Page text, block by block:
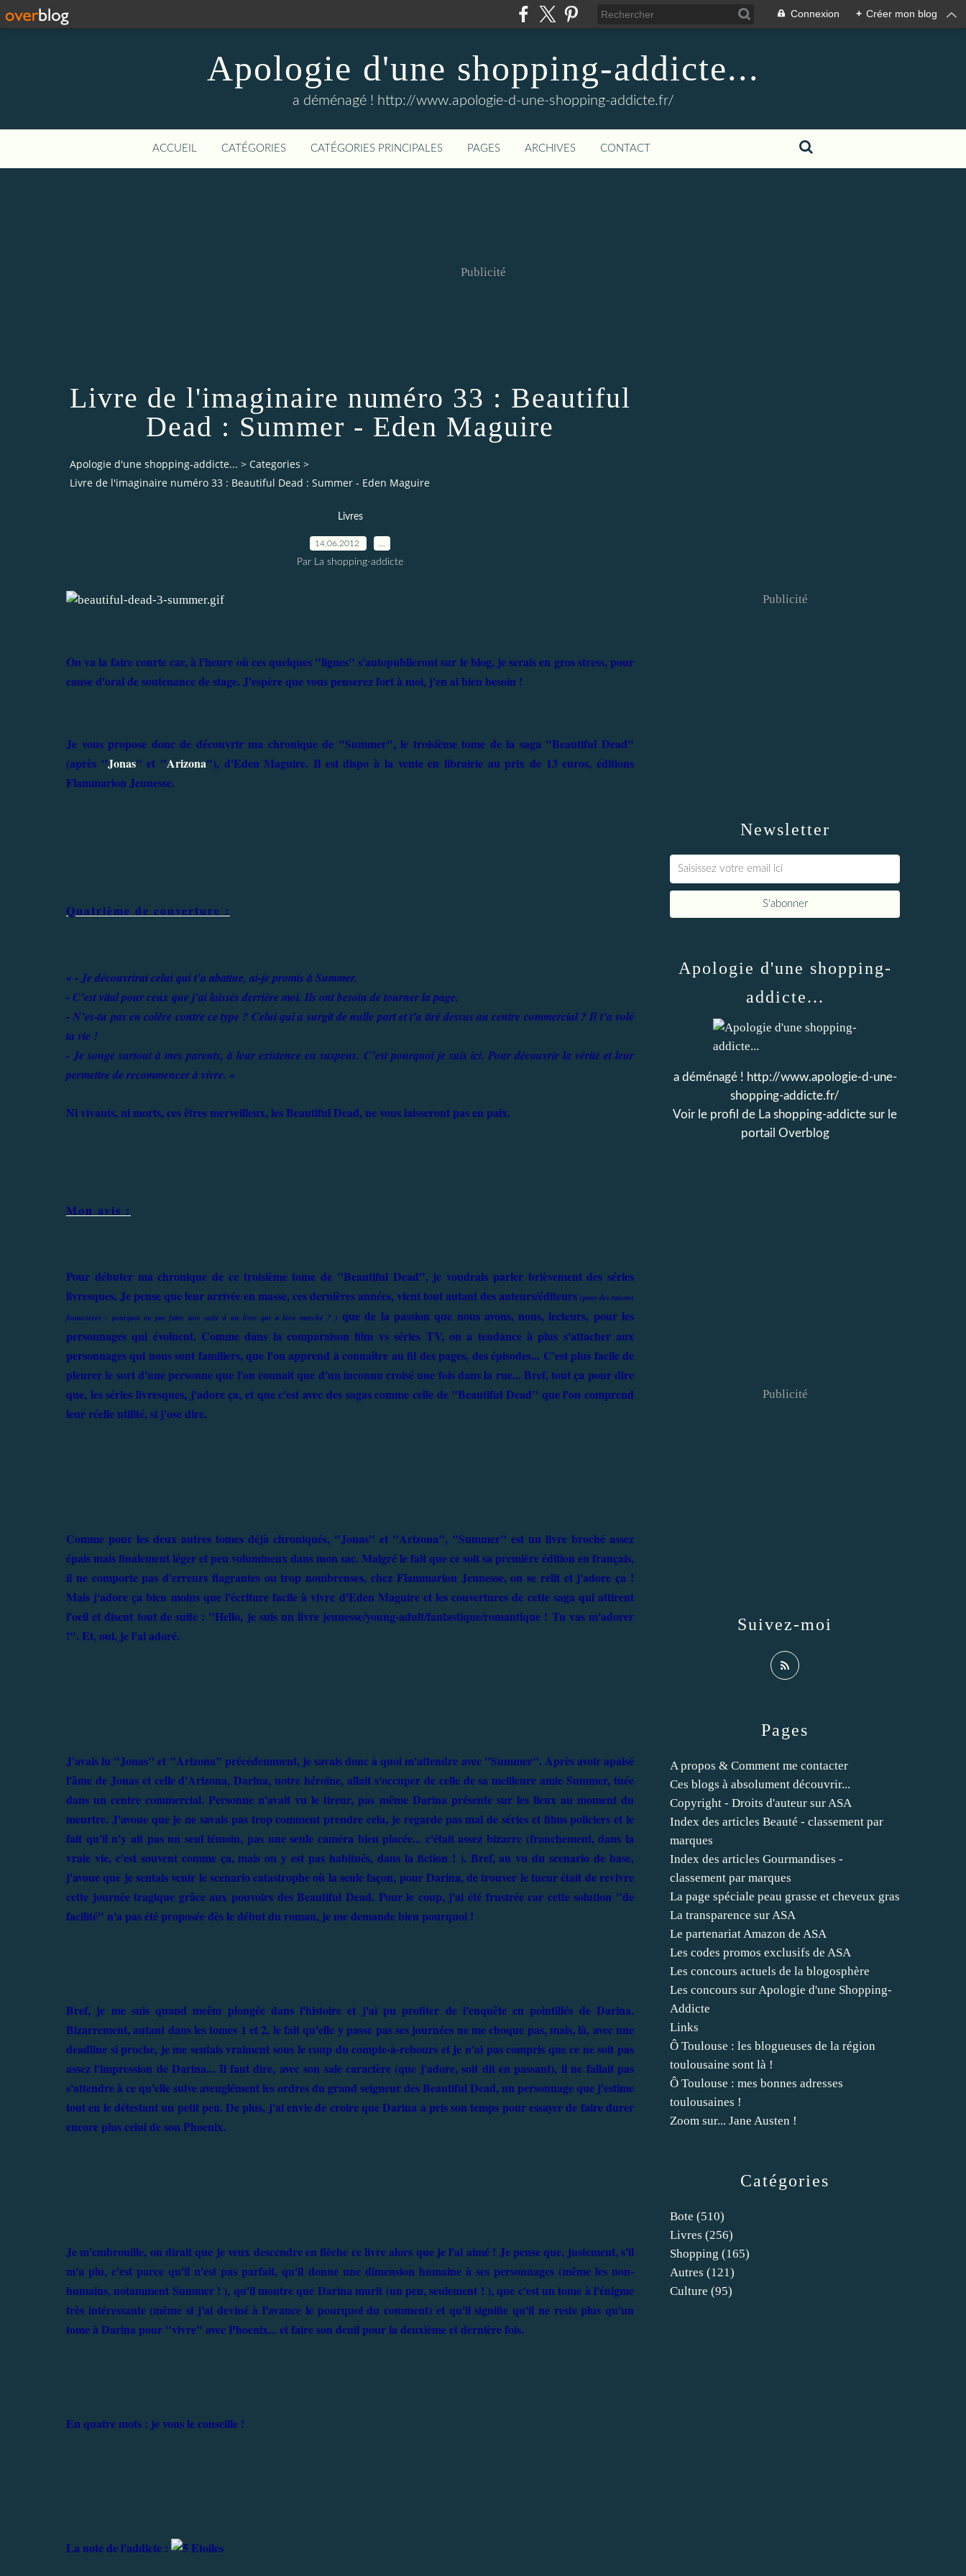
Connexion + Créer mon blog
Apologie d'une shopping-addicte...
a déménagé ! http://www.apologie-d-une-shopping-addicte.fr/
ACCUEIL CATÉGORIES CATÉGORIES PRINCIPALES PAGES ARCHIVES CONTACT
Publicité
Livre de l'imaginaire numéro 33 : Beautiful
Dead : Summer - Eden Maguire
Apologie d'une shopping-addicte... > Categories >
Livre de l'imaginaire numéro 33 : Beautiful Dead : Summer - Eden Maguire
Livres
14.06.2012
Par La shopping-addicte
On va la faire courte car, à l'heure où ces quelques "lignes" s'autopublieront sur le blog, je serais en gros stress, pour
cause d'oral de soutenance de stage. J'espère que vous penserez fort à moi, j'en ai bien besoin !
Je vous propose donc de découvrir ma chronique de "Summer", le troisième tome de la saga "Beautiful Dead"
(après "Jonas" et "Arizona"), d'Eden Maguire. Il est dispo à la vente en librairie au prix de 13 euros, éditions
Flammarion Jeunesse.
Quatrième de couverture :
« - Je découvrirai celui qui t’a abattue, ai-je promis à Summer.
- C’est vital pour ceux que j’ai laissés derrière moi. Ils ont besoin de tourner la page.
- N’es-tu pas en colère contre ce type ? Celui qui a surgit de nulle part et t’a tiré dessus au centre commercial ? Il t’a volé
ta vie !
- Je songe surtout à mes parents, à leur existence en suspens. C’est pourquoi je suis ici. Pour découvrir la vérité et leur
permettre de recommencer à vivre. »
Ni vivants, ni morts, ces êtres merveilleux, les Beautiful Dead, ne vous laisseront pas en paix.
Mon avis :
Pour débuter ma chronique de ce troisième tome de "Beautiful Dead", je voudrais parler brièvement des séries
livresques. Je pense que leur arrivée en masse, ces dernières années, vient tout autant des auteurs/éditeurs (pour des raisons
financières : pourquoi ne pas faire une suite à un livre qui a bien marché ? ) que de la passion que nous avons, nous, lecteurs, pour les
personnages qui évoluent. Comme dans la comparaison film vs séries TV, on a tendance à plus s'attacher aux
personnages qui nous sont familiers, que l'on apprend à connaître au fil des pages, des épisodes... C'est plus facile de
pleurer le sort d'une personne que l'on connait que d'un inconnu croisé une fois dans la rue... Bref, tout ça pour dire
que, les séries livresques, j'adore ça, et que c'est avec des sagas comme celle de "Beautiful Dead" que l'on comprend
leur réelle utilité, si j'ose dire.
Comme pour les deux autres tomes déjà chroniqués, "Jonas" et "Arizona", "Summer" est un livre broché assez
épais mais finalement léger et peu volumineux dans mon sac. Malgré le fait que ce soit sa première édition en français,
il ne comporte pas d'erreurs flagrantes ou trop nombreuses, chez Flammarion Jeunesse, on se relit et j'adore ça !
Mais j'adore ça bien moins que l'écriture facile à vivre d'Eden Maguire et les couvertures de cette saga qui attirent
l'oeil et disent tout de suite : "Hello, je suis un livre jeunesse/young-adult/fantastique/romantique ! Tu vas m'adorer
!". Et, oui, je l'ai adoré.
J'avais lu "Jonas" et "Arizona" précédemment, je savais donc à quoi m'attendre avec "Summer". Après avoir apaisé
l'âme de Jonas et celle d'Arizona, Darina, notre héroïne, allait s'occuper de celle de sa meilleure amie Summer, tuée
dans un centre commercial. Personne n'avait vu le tireur, pas même Darina présente sur les lieux au moment du
meurtre. J'avoue que je ne savais pas trop comment prendre cela, je regarde pas mal de séries et films policiers et le
fait qu'il n'y ait pas un seul témoin, pas une seule caméra bien placée... c'était assez bizarre (franchement, dans la
vraie vie, c'est souvent comme ça, mais on y est pas habitués, dans la fiction ! ). Bref, au vu du scenario de base,
j'avoue que je sentais venir le scenario catastrophe où la seule façon, pour Darina, de trouver le tueur était de revivre
cette journée tragique grâce aux pouvoirs des Beautiful Dead. Pour le coup, j'ai été frustrée car cette solution "de
facilité" n'a pas été proposée dès le début du roman, je me demande bien pourquoi !
Bref, je me suis quand meêm plongée dans l'histoire et j'ai pu profiter de l'enquête en pointillés de Darina.
Bizarrement, autant dans les tomes 1 et 2, le fait qu'elle y passe pas ses journées ne me choque pas, mais, là, avec une
deadline si proche, je me sentais vraiment sous le coup du compte-à-rebours et je n'ai pas compris que ce ne soit pas
assez l'impression de Darina... Il faut dire, avec son sale caractère (que j'adore, soit dit en passant), il ne fallait pas
s'attendre à ce qu'elle suive aveuglément les ordres du grand seigneur des Beautiful Dead, un personnage que j'estime
tout en le détestant un petit peu. De plus, j'ai envie de croire que Darina a pris son temps pour essayer de faire durer
encore plus celui de son Phoenix.
Je m'embrouille, on dirait que je veux descendre en flèche ce livre alors que je l'ai aimé ! Je pense que, justement, s'il
m'a plu, c'est parce qu'il n'est pas parfait, qu'il donne une dimension humaine à ses personnages (même les non-
humains, notamment Summer ! ), qu'il montre que Darina murit (un peu, seulement ! ), que c'est un tome à l'énigme
très intéressante (même si j'ai deviné à l'avance le pourquoi du comment) et qu'il signifie qu'il ne reste plus qu'un
tome à Darina pour "vivre" avec Phoenix... et faire son deuil pour la deuxième et dernière fois.
En quatre mots : je vous le conseille !
La note de l'addicte :
Newsletter
Publicité
Catégories
Bote (510)
Livres (256)
Shopping (165)
Autres (121)
Culture (95)
Pages
A propos & Comment me contacter
Ces blogs à absolument découvrir...
Copyright - Droits d'auteur sur ASA
Index des articles Beauté - classement par
marques
Index des articles Gourmandises -
classement par marques
La page spéciale peau grasse et cheveux gras
La transparence sur ASA
Le partenariat Amazon de ASA
Les codes promos exclusifs de ASA
Les concours actuels de la blogosphère
Les concours sur Apologie d'une Shopping-
Addicte
Links
Ô Toulouse : les blogueuses de la région
toulousaine sont là !
Ô Toulouse : mes bonnes adresses
toulousaines !
Zoom sur... Jane Austen !
Apologie d'une shopping-
addicte...
a déménagé ! http://www.apologie-d-une-
shopping-addicte.fr/
Voir le profil de La shopping-addicte sur le
portail Overblog
Suivez-moi
Publicité